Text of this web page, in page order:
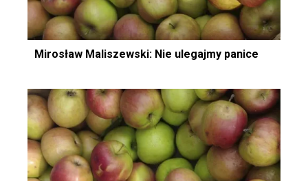
Mirosław Maliszewski: Nie ulegajmy panice